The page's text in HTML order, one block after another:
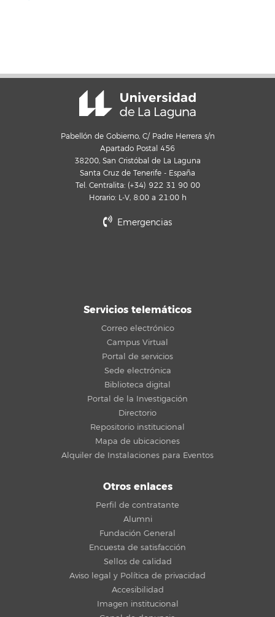
Pabellón de Gobierno, C/ Padre Herrera s/n
Apartado Postal 456
38200, San Cristóbal de La Laguna
Santa Cruz de Tenerife - España
Tel. Centralita: (+34) 922 31 90 00
Horario: L-V, 8:00 a 21:00 h
Emergencias
Servicios telemáticos
Correo electrónico
Campus Virtual
Portal de servicios
Sede electrónica
Biblioteca digital
Portal de la Investigación
Directorio
Repositorio institucional
Mapa de ubicaciones
Alquiler de Instalaciones para Eventos
Otros enlaces
Perfil de contratante
Alumni
Fundación General
Encuesta de satisfacción
Sellos de calidad
Aviso legal y Política de privacidad
Accesibilidad
Imagen institucional